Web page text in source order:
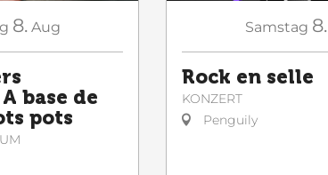
8. Aug
base de
pots
Samstag 8.
Rock en selle
KONZERT
Penguily